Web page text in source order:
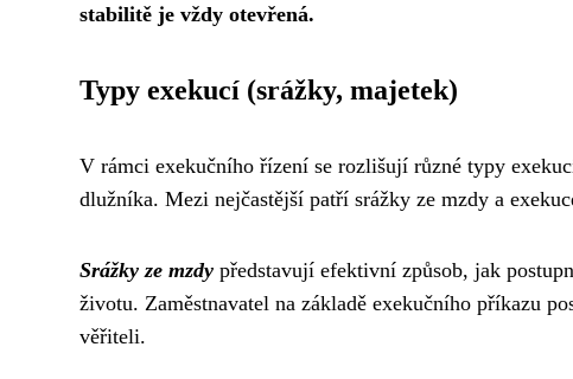
stabilitě je vždy otevřená.
Typy exekucí (srážky, majetek)
V rámci exekučního řízení se rozlišují různé typy
dlužníka. Mezi nejčastější patří srážky ze mzdy a
Srážky ze mzdy představují efektivní způsob, jak
životu. Zaměstnavatel na základě exekučního příkazu
věřiteli.